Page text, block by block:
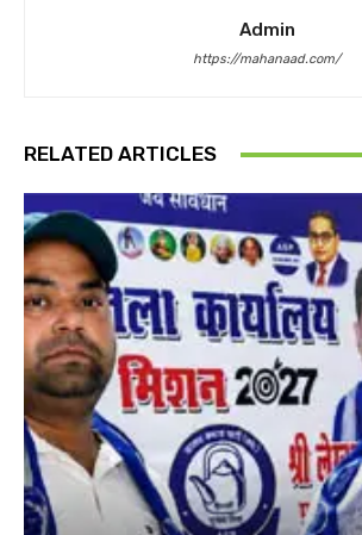
Admin
https://mahanaad.com/
RELATED ARTICLES